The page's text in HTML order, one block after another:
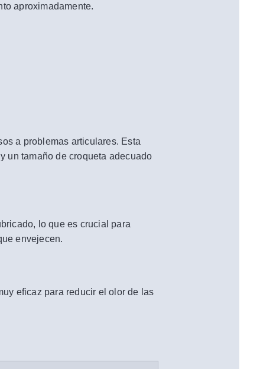
aproximadamente.
a problemas articulares. Esta
un tamaño de croqueta adecuado
lo que es crucial para
envejecen.
eficaz para reducir el olor de las